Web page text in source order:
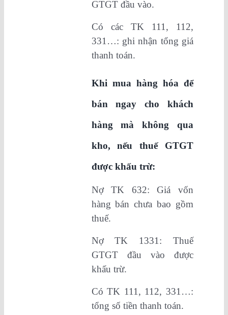
GTGT đầu vào.
Có các TK 111, 112,
331…: ghi nhận tổng giá
thanh toán.
Khi mua hàng hóa để
bán ngay cho khách
hàng mà không qua
kho, nếu thuế GTGT
được khấu trừ:
Nợ TK 632: Giá vốn
hàng bán chưa bao gồm
thuế.
Nợ TK 1331: Thuế
GTGT đầu vào được
khấu trừ.
Có TK 111, 112, 331…:
tổng số tiền thanh toán.